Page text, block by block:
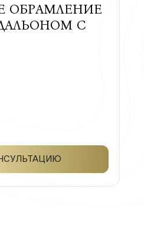
ОБРАМЛЕНИЕ
С